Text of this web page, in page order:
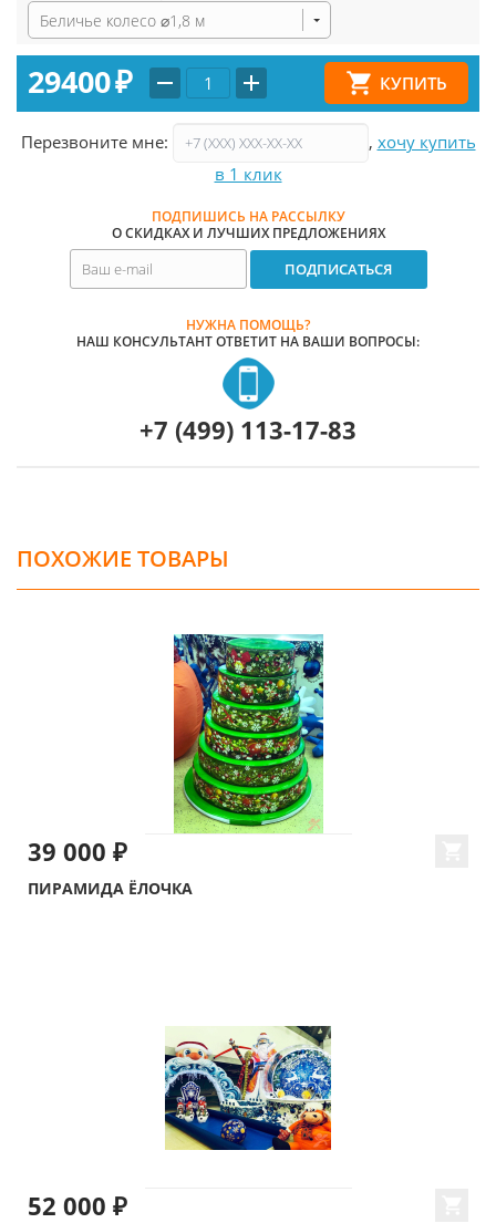
Беличье колесо ⌀1,8 м
29400₽
Перезвоните мне: , хочу купить
в 1 клик
ПОДПИШИСЬ НА РАССЫЛКУ
О СКИДКАХ И ЛУЧШИХ ПРЕДЛОЖЕНИЯХ
НУЖНА ПОМОЩЬ?
НАШ КОНСУЛЬТАНТ ОТВЕТИТ НА ВАШИ ВОПРОСЫ:
+7 (499) 113-17-83
ПОХОЖИЕ ТОВАРЫ
39 000 ₽
ПИРАМИДА ЁЛОЧКА
52 000 ₽